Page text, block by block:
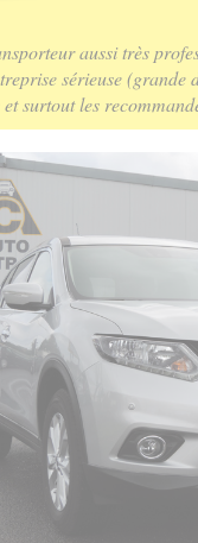
aussi très
sérieuse (grande
surtout les